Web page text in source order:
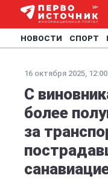
НОВОСТИ СПОРТ
16 октября 2025, 12:00
С
более
за